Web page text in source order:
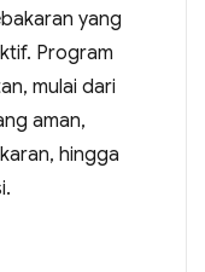
yang
Program
mulai dari
aman,
hingga